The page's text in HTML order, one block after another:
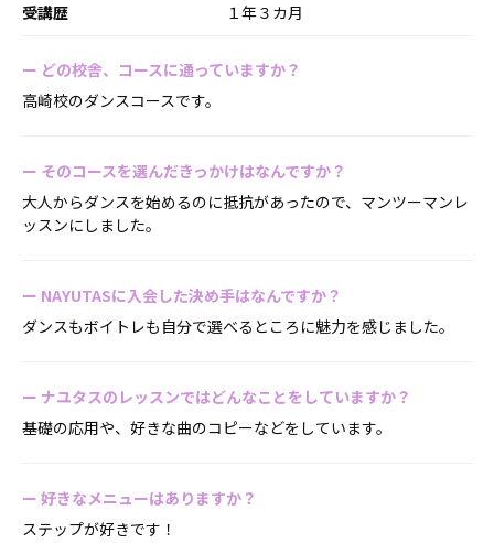
受講歴 １年３カ月
ー どの校舎、コースに通っていますか？
高崎校のダンスコースです。
ー そのコースを選んだきっかけはなんですか？
大人からダンスを始めるのに抵抗があったので、マンツーマンレ
ッスンにしました。
ー NAYUTASに入会した決め手はなんですか？
ダンスもボイトレも自分で選べるところに魅力を感じました。
ー ナユタスのレッスンではどんなことをしていますか？
基礎の応用や、好きな曲のコピーなどをしています。
ー 好きなメニューはありますか？
ステップが好きです！